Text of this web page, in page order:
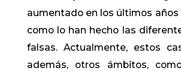
aumentado en los últimos años
como lo han hecho las
falsas. Actualmente, estos
además, otros ámbitos,